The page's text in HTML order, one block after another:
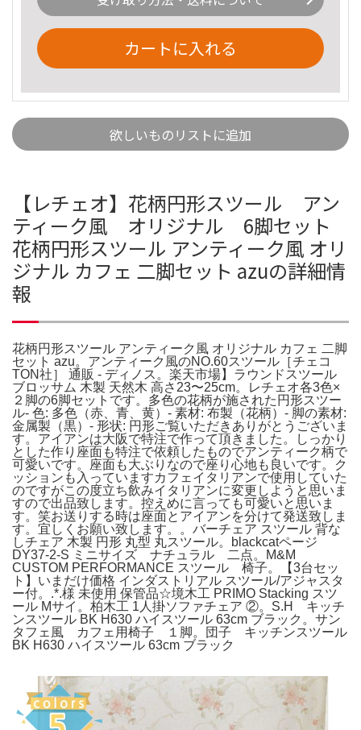
カートに入れる
欲しいものリストに追加
【レチェオ】花柄円形スツール アン
ティーク風 オリジナル 6脚セット
花柄円形スツール アンティーク風 オリ
ジナル カフェ 二脚セット azuの詳細情
報
花柄円形スツール アンティーク風 オリジナル カフェ 二脚
セット azu。アンティーク風のNO.60スツール［チェコ
TON社］ 通販 - ディノス。楽天市場】ラウンドスツール
ブロッサム 木製 天然木 高さ23〜25cm。レチェオ各3色×
２脚の6脚セットです。多色の花柄が施された円形スツー
ル- 色: 多色（赤、青、黄）- 素材: 布製（花柄）- 脚の素材:
金属製（黒）- 形状: 円形ご覧いただきありがとうございま
す。アイアンは大阪で特注で作って頂きました。しっかり
とした作り座面も特注で依頼したものでアンティーク柄で
可愛いです。座面も大ぶりなので座り心地も良いです。ク
ッションも入っていますカフェイタリアンで使用していた
のですがこの度立ち飲みイタリアンに変更しようと思いま
すので出品致します。控えめに言っても可愛いと思いま
す。笑お送りする時は座面とアイアンを分けて発送致しま
す。宜しくお願い致します。。バーチェア スツール 背な
しチェア 木製 円形 丸型 丸スツール。blackcatページ
DY37-2-S ミニサイズ ナチュラル 二点。M&M
CUSTOM PERFORMANCE スツール 椅子。【3台セッ
ト】いまだけ価格 インダストリアル スツール/アジャスタ
ー付。.*.様 未使用 保管品☆境木工 PRIMO Stacking スツ
ール Mサイ。柏木工 1人掛ソファチェア ②。S.H キッチ
ンスツール BK H630 ハイスツール 63cm ブラック。サン
タフェ風 カフェ用椅子 １脚。団子 キッチンスツール
BK H630 ハイスツール 63cm ブラック